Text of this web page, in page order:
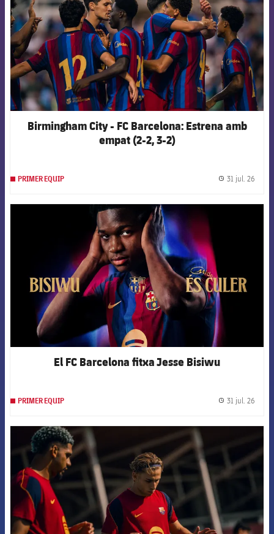
Birmingham City - FC Barcelona: Estrena amb
empat (2-2, 3-2)
PRIMER EQUIP 31 jul. 26
FCB Barcelona badge
El FC Barcelona fitxa Jesse Bisiwu
PRIMER EQUIP 31 jul. 26
FCB Barcelona badge